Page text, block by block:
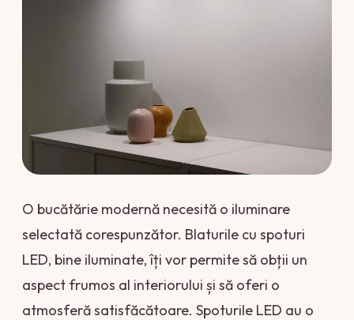
O bucătărie modernă necesită o iluminare
selectată corespunzător. Blaturile cu spoturi
LED, bine iluminate, îți vor permite să obții un
aspect frumos al interiorului și să oferi o
atmosferă satisfăcătoare. Spoturile LED au o